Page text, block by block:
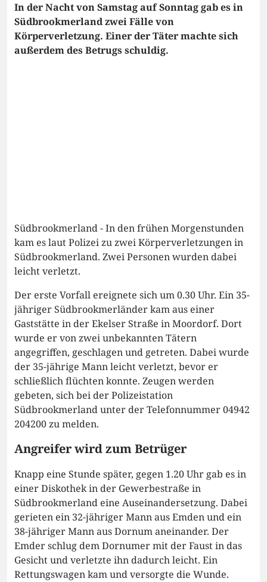
In der Nacht von Samstag auf Sonntag gab es in
Südbrookmerland zwei Fälle von
Körperverletzung. Einer der Täter machte sich
außerdem des Betrugs schuldig.
Südbrookmerland - In den frühen Morgenstunden
kam es laut Polizei zu zwei Körperverletzungen in
Südbrookmerland. Zwei Personen wurden dabei
leicht verletzt.
Der erste Vorfall ereignete sich um 0.30 Uhr. Ein 35-
jähriger Südbrookmerländer kam aus einer
Gaststätte in der Ekelser Straße in Moordorf. Dort
wurde er von zwei unbekannten Tätern
angegriffen, geschlagen und getreten. Dabei wurde
der 35-jährige Mann leicht verletzt, bevor er
schließlich flüchten konnte. Zeugen werden
gebeten, sich bei der Polizeistation
Südbrookmerland unter der Telefonnummer 04942
204200 zu melden.
Angreifer wird zum Betrüger
Knapp eine Stunde später, gegen 1.20 Uhr gab es in
einer Diskothek in der Gewerbestraße in
Südbrookmerland eine Auseinandersetzung. Dabei
gerieten ein 32-jähriger Mann aus Emden und ein
38-jähriger Mann aus Dornum aneinander. Der
Emder schlug dem Dornumer mit der Faust in das
Gesicht und verletzte ihn dadurch leicht. Ein
Rettungswagen kam und versorgte die Wunde.